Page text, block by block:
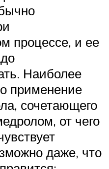
процессе, и ее
Наиболее
применение
сочетающего
от чего
даже, что